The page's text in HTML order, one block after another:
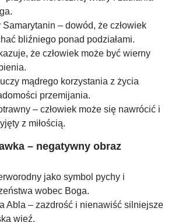
Samarytanin – dowód, że człowiek
bliźniego ponad podziałami.
że człowiek może być wierny
mądrego korzystania z życia
przemijania.
– człowiek może się nawrócić i
z miłością.
– negatywny obraz
jako symbol pychy i
wobec Boga.
Abla – zazdrość i nienawiść silniejsze
więź.